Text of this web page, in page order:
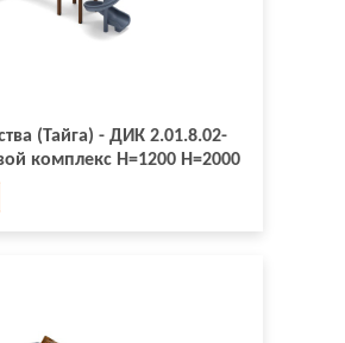
(Тайга) - ДИК 2.01.8.02-
комплекс H=1200 H=2000